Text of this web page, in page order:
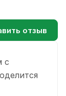
с
отзыв